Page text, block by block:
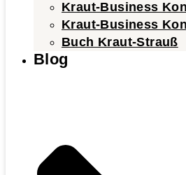
Kraut-Business
Kraut-Business
Buch Kraut-Strauß
Blog